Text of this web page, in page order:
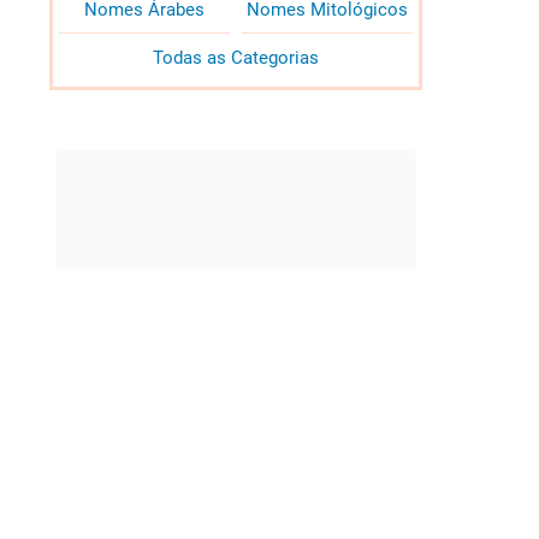
Nomes Árabes Nomes Mitológicos
Todas as Categorias